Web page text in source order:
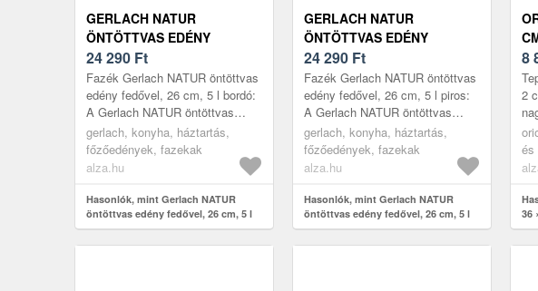
GERLACH NATUR
ÖNTÖTTVAS EDÉNY
FEDŐVEL, 26 CM, 5 L
BORDÓ
24 290 Ft
Fazék Gerlach NATUR öntöttvas
edény fedővel, 26 cm, 5 l bordó:
A Gerlach NATUR öntöttvas
edény fedővel egyesíti a
funkcionalitást és a
tartósságot....
gerlach, konyha, háztartás,
főzőedények, fazekak
alza.hu
Hasonlók, mint Gerlach NATUR
öntöttvas edény fedővel, 26 cm, 5 l
bordó
GERLACH NATUR
ÖNTÖTTVAS EDÉNY
FEDŐVEL, 26 CM, 5 L PIROS
24 290 Ft
Fazék Gerlach NATUR öntöttvas
edény fedővel, 26 cm, 5 l piros:
A Gerlach NATUR öntöttvas
lábos fedővel egyesíti a
funkcionalitást és a
tartósságot....
gerlach, konyha, háztartás,
főzőedények, fazekak
alza.hu
Hasonlók, mint Gerlach NATUR
öntöttvas edény fedővel, 26 cm, 5 l
piros
8
2
és
36